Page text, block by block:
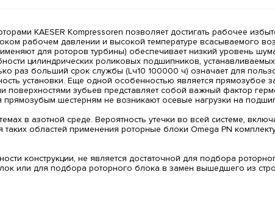
KAESER Kompressoren позволяет достигать рабочее
рабочем давлении и высокой температуре всасываемого
для роторов турбины) обеспечивает низкий уровень
цилиндрических роликовых подшипников,
раз больший срок службы (Lч10 100000 ч) означает для
установки. Еще одной особенностью является прямозубое
зубьев представляет собой важный фактор
шестерням не возникают осевые нагрузки на
в азотной среде. Вероятность утечки во всей системе,
областей применения роторные блоки Omega PN
конструкции, не является достаточной для подбора
или для подбора роторного блока в замен вышедшего из